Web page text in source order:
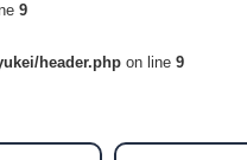
9
header.php on line 9